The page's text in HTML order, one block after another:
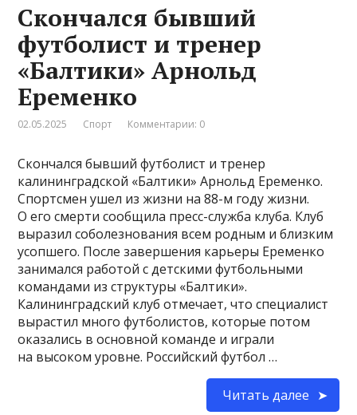
Скончался бывший
футболист и тренер
«Балтики» Арнольд
Еременко
02.05.2025 Спорт Комментарии: 0
Скончался бывший футболист и тренер
калининградской «Балтики» Арнольд Еременко.
Спортсмен ушел из жизни на 88-м году жизни.
О его смерти сообщила пресс-служба клуба. Клуб
выразил соболезнования всем родным и близким
усопшего. После завершения карьеры Еременко
занимался работой с детскими футбольными
командами из структуры «Балтики».
Калининградский клуб отмечает, что специалист
вырастил много футболистов, которые потом
оказались в основной команде и играли
на высоком уровне. Российский футбол …
Читать далее